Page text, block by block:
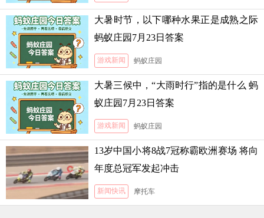
大暑时节，以下哪种水果正是成熟之际
蚂蚁庄园7月23日答案
游戏新闻 蚂蚁庄园
大暑三候中，“大雨时行”指的是什么 蚂
蚁庄园7月23日答案
游戏新闻 蚂蚁庄园
13岁中国小将8战7冠称霸欧洲赛场 将向
年度总冠军发起冲击
新闻快讯 摩托车